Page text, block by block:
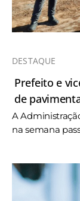
DESTAQUE
Prefeito e
de
A
na semana